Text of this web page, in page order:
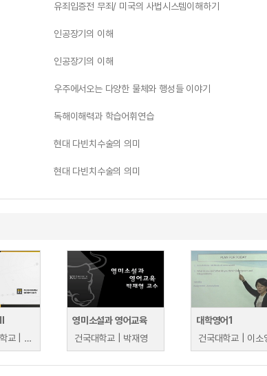
유죄입증전 무죄/ 미국의 사법시스템이해하기
인공장기의 이해
인공장기의 이해
우주에서오는 다양한 물체와 행성들 이야기
독해이해력과 학습어휘연습
현대 다빈치수술의 의미
현대 다빈치수술의 의미
부산외국어대학교 | 송효원
영미소설과 영어교육
건국대학교 | 박재영
대학영어1
건국대학교 | 이소